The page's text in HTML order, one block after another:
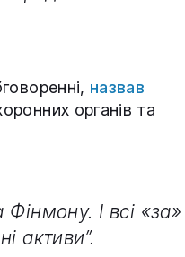
назвав
органів та
І всі «за»
активи”.